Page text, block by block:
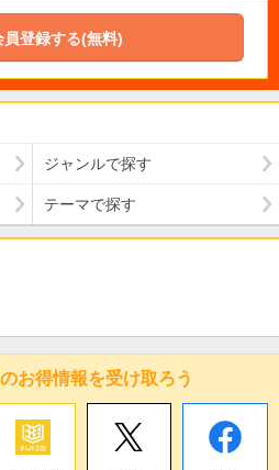
員登録する(無料)
ジャンルで探す
テーマで探す
お得情報を受け取ろう